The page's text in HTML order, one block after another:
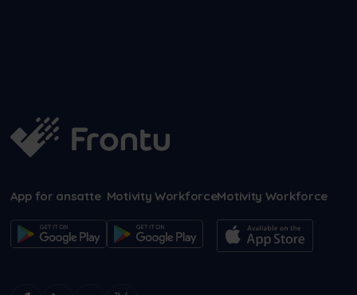
App for ansatte Motivity WorkforceMotivity Workforce